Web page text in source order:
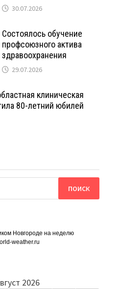
30.07.2026
Состоялось обучение
профсоюзного актива
здравоохранения
29.07.2026
клиническая
80-летний юбилей
Новгороде на неделю
weather.ru
2026